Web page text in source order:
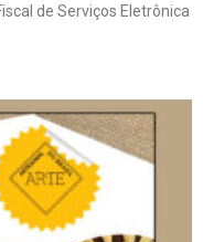
de Serviços Eletrônica